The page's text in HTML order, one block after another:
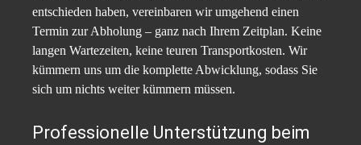
entschieden haben, vereinbaren wir umgehend einen
Termin zur Abholung – ganz nach Ihrem Zeitplan. Keine
langen Wartezeiten, keine teuren Transportkosten. Wir
kümmern uns um die komplette Abwicklung, sodass Sie
sich um nichts weiter kümmern müssen.
Professionelle Unterstützung beim